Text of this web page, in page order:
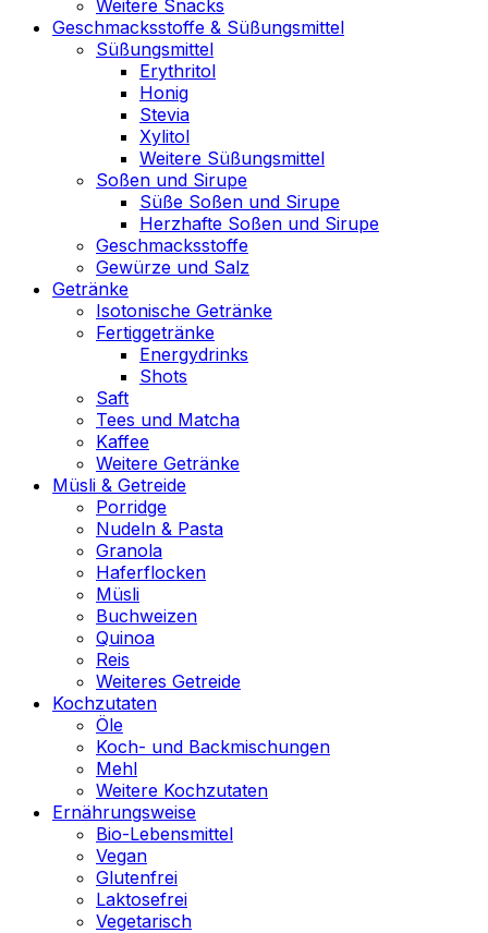
Weitere Snacks
Geschmacksstoffe & Süßungsmittel
Süßungsmittel
Erythritol
Honig
Stevia
Xylitol
Weitere Süßungsmittel
Soßen und Sirupe
Süße Soßen und Sirupe
Herzhafte Soßen und Sirupe
Geschmacksstoffe
Gewürze und Salz
Getränke
Isotonische Getränke
Fertiggetränke
Energydrinks
Shots
Saft
Tees und Matcha
Kaffee
Weitere Getränke
Müsli & Getreide
Porridge
Nudeln & Pasta
Granola
Haferflocken
Müsli
Buchweizen
Quinoa
Reis
Weiteres Getreide
Kochzutaten
Öle
Koch- und Backmischungen
Mehl
Weitere Kochzutaten
Ernährungsweise
Bio-Lebensmittel
Vegan
Glutenfrei
Laktosefrei
Vegetarisch